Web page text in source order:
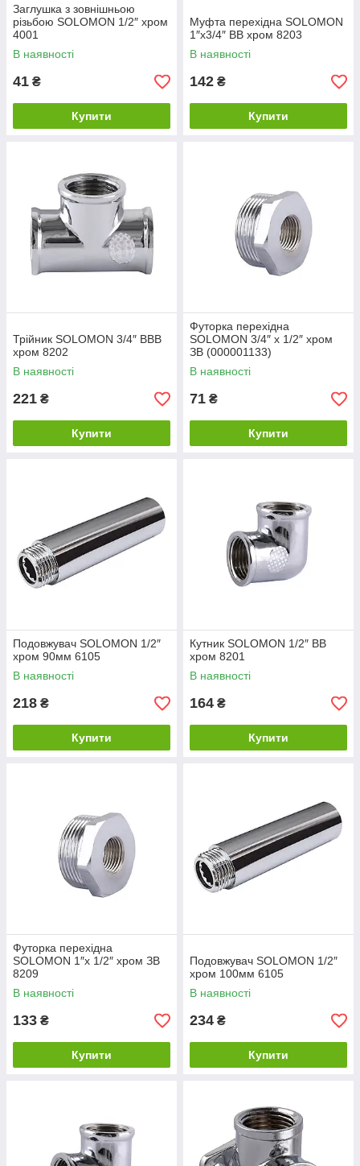
Заглушка з зовнішньою
різьбою SOLOMON 1/2″ хром
4001
В наявності
41 ₴
Купити
Муфта перехідна SOLOMON
1″х3/4″ ВВ хром 8203
В наявності
142 ₴
Купити
Трійник SOLOMON 3/4″ ВВВ
хром 8202
В наявності
221 ₴
Купити
Футорка перехідна
SOLOMON 3/4″ х 1/2″ хром
ЗВ (000001133)
В наявності
71 ₴
Купити
Подовжувач SOLOMON 1/2″
хром 90мм 6105
В наявності
218 ₴
Купити
Кутник SOLOMON 1/2″ ВВ
хром 8201
В наявності
164 ₴
Купити
Футорка перехідна
SOLOMON 1″х 1/2″ хром ЗВ
8209
В наявності
133 ₴
Купити
Подовжувач SOLOMON 1/2″
хром 100мм 6105
В наявності
234 ₴
Купити